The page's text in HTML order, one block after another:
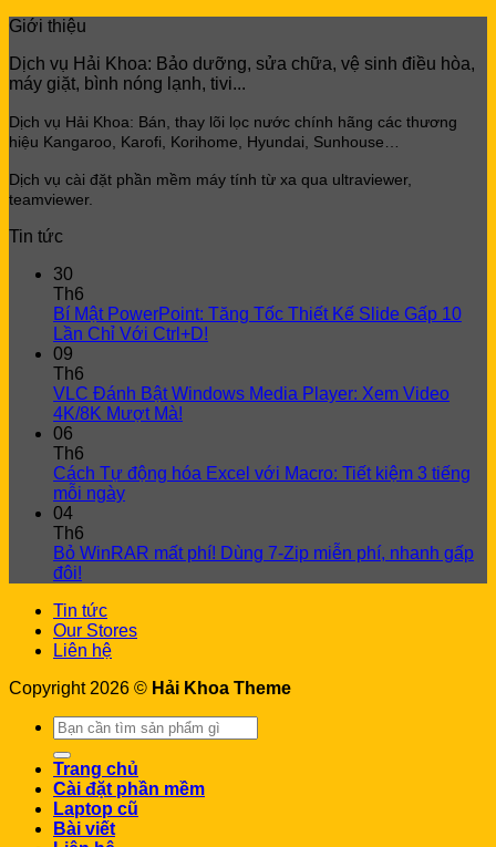
Giới thiệu
Dịch vụ Hải Khoa: Bảo dưỡng, sửa chữa, vệ sinh điều hòa,
máy giặt, bình nóng lạnh, tivi...
Dịch vụ Hải Khoa: Bán, thay lõi lọc nước chính hãng các thương
hiệu Kangaroo, Karofi, Korihome, Hyundai, Sunhouse…
Dịch vụ cài đặt phần mềm máy tính từ xa qua ultraviewer,
teamviewer.
Tin tức
30
Th6
Bí Mật PowerPoint: Tăng Tốc Thiết Kế Slide Gấp 10
Lần Chỉ Với Ctrl+D!
09
Th6
VLC Đánh Bật Windows Media Player: Xem Video
4K/8K Mượt Mà!
06
Th6
Cách Tự động hóa Excel với Macro: Tiết kiệm 3 tiếng
mỗi ngày
04
Th6
Bỏ WinRAR mất phí! Dùng 7-Zip miễn phí, nhanh gấp
đôi!
Tin tức
Our Stores
Liên hệ
Copyright 2026 © Hải Khoa Theme
Search
for:
Trang chủ
Cài đặt phần mềm
Laptop cũ
Bài viết